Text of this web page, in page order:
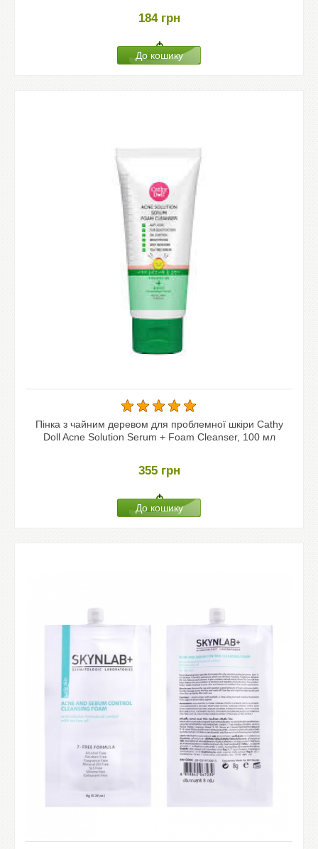
184 грн
Пінка з чайним деревом для проблемної шкіри Cathy
Doll Acne Solution Serum + Foam Cleanser, 100 мл
355 грн